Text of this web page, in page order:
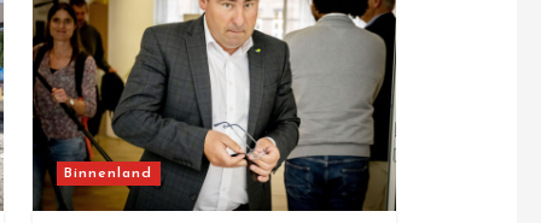
Binnenland